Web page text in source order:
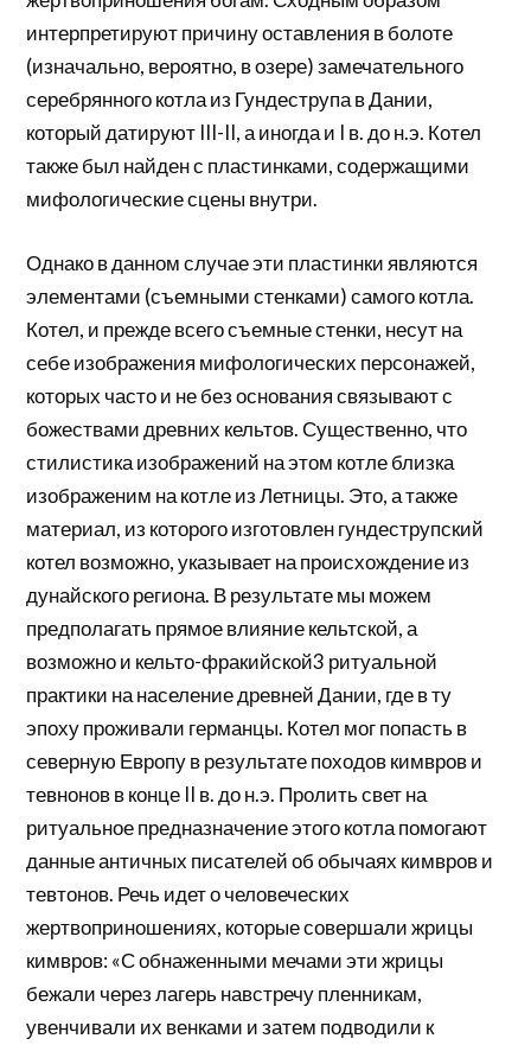
интерпретируют причину оставления в болоте
(изначально, вероятно, в озере) замечательного
серебрянного котла из Гундеструпа в Дании,
который датируют III-II, а иногда и I в. до н.э. Котел
также был найден с пластинками, содержащими
мифологические сцены внутри.
Однако в данном случае эти пластинки являются
элементами (съемными стенками) самого котла.
Котел, и прежде всего съемные стенки, несут на
себе изображения мифологических персонажей,
которых часто и не без основания связывают с
божествами древних кельтов. Существенно, что
стилистика изображений на этом котле близка
изображеним на котле из Летницы. Это, а также
материал, из которого изготовлен гундеструпский
котел возможно, указывает на происхождение из
дунайского региона. В результате мы можем
предполагать прямое влияние кельтской, а
возможно и кельто-фракийской3 ритуальной
практики на население древней Дании, где в ту
эпоху проживали германцы. Котел мог попасть в
северную Европу в результате походов кимвров и
тевнонов в конце II в. до н.э. Пролить свет на
ритуальное предназначение этого котла помогают
данные античных писателей об обычаях кимвров и
тевтонов. Речь идет о человеческих
жертвоприношениях, которые совершали жрицы
кимвров: «С обнаженными мечами эти жрицы
бежали через лагерь навстречу пленникам,
увенчивали их венками и затем подводили к